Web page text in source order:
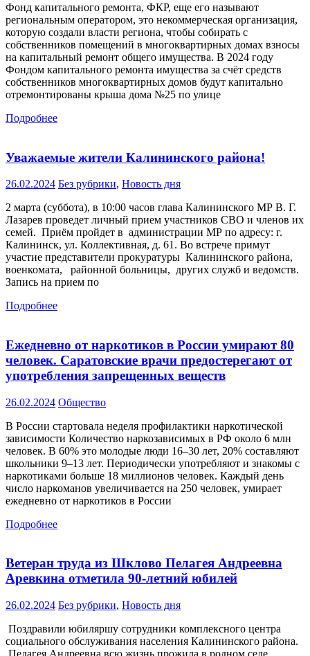
Фонд капитального ремонта, ФКР, еще его называют
региональным оператором, это некоммерческая организация,
которую создали власти региона, чтобы собирать с
собственников помещений в многоквартирных домах взносы
на капитальный ремонт общего имущества. В 2024 году
Фондом капитального ремонта имущества за счёт средств
собственников многоквартирных домов будут капитально
отремонтированы крыша дома №25 по улице
Подробнее
Уважаемые жители Калининского района!
26.02.2024 Без рубрики, Новость дня
2 марта (суббота), в 10:00 часов глава Калининского МР В. Г.
Лазарев проведет личный прием участников СВО и членов их
семей. Приём пройдет в администрации МР по адресу: г.
Калининск, ул. Коллективная, д. 61. Во встрече примут
участие представители прокуратуры Калининского района,
военкомата, районной больницы, других служб и ведомств.
Запись на прием по
Подробнее
Ежедневно от наркотиков в России умирают 80
человек. Саратовские врачи предостерегают от
употребления запрещенных веществ
26.02.2024 Общество
В России стартовала неделя профилактики наркотической
зависимости Количество наркозависимых в РФ около 6 млн
человек. В 60% это молодые люди 16–30 лет, 20% составляют
школьники 9–13 лет. Периодически употребляют и знакомы с
наркотиками больше 18 миллионов человек. Каждый день
число наркоманов увеличивается на 250 человек, умирает
ежедневно от наркотиков в России
Подробнее
Ветеран труда из Шклово Пелагея Андреевна
Аревкина отметила 90-летний юбилей
26.02.2024 Без рубрики, Новость дня
Поздравили юбиляршу сотрудники комплексного центра
социального обслуживания населения Калининского района.